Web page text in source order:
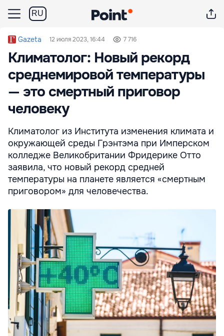
RU
Gazeta 12 июля 2023, 16:44 7 716
Климатолог: Новый рекорд
среднемировой температуры
— это смертный приговор
человеку
Климатолог из Института изменения климата и
окружающей среды Грэнтэма при Имперском
колледже Великобритании Фридерике Отто
заявила, что новый рекорд средней
температуры на планете является «смертным
приговором» для человечества.